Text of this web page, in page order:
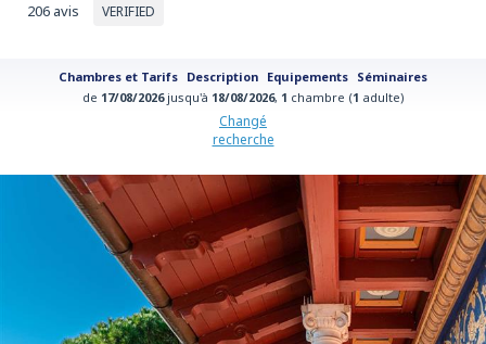
206 avis VERIFIED
Chambres et Tarifs Description Equipements Séminaires
de 17/08/2026jusqu'à 18/08/2026, 1 chambre (1 adulte)
Changé
recherche